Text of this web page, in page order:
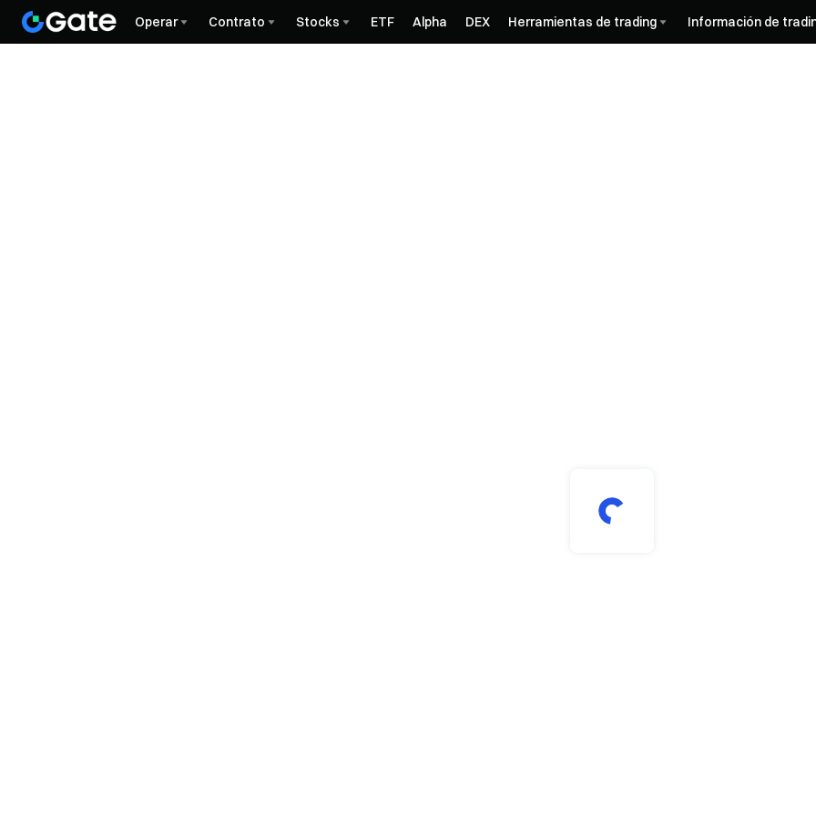
Operar Contrato Stocks ETF Alpha DEX Herramientas de trading Información de